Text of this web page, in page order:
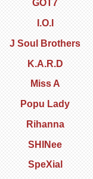
GOT7
I.O.I
J Soul Brothers
K.A.R.D
Miss A
Popu Lady
Rihanna
SHINee
SpeXial